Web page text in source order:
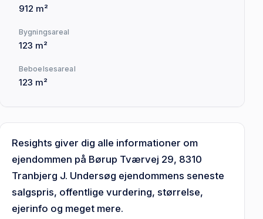
912 m²
Bygningsareal
123 m²
Beboelsesareal
123 m²
Resights giver dig alle informationer om
ejendommen på Børup Tværvej 29, 8310
Tranbjerg J. Undersøg ejendommens seneste
salgspris, offentlige vurdering, størrelse,
ejerinfo og meget mere.